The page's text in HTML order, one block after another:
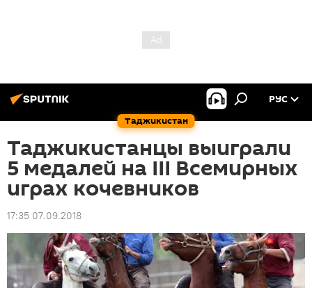
Таджикистан
РУС
Таджикистанцы выиграли
5 медалей на III Всемирных
играх кочевников
17:35 07.09.2018